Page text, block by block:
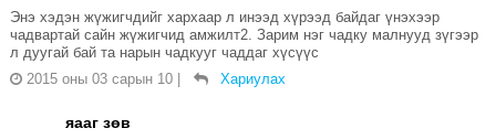
Энэ хэдэн жүжигчдийг хархаар л инээд хүрээд байдаг үнэхээр
чадвартай сайн жүжигчид амжилт2. Зарим нэг чадку малнууд зүгээр
л дуугай бай та нарын чадкууг чаддаг хүсүүс
2015 оны 03 сарын 10
Хариулах
яааг зөв